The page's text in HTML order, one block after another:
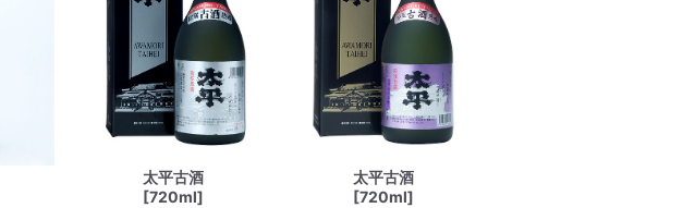
太平古酒
[720ml]
太平古酒
[720ml]